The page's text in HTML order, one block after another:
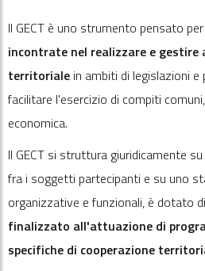
Il GECT è uno strumento pensato per
incontrate nel realizzare e gestire
territoriale in ambiti di legislazioni
facilitare l'esercizio di compiti
economica.
Il GECT si struttura giuridicamente
fra i soggetti partecipanti e su uno
organizzative e funzionali, è dotato
finalizzato all'attuazione di
specifiche di cooperazione